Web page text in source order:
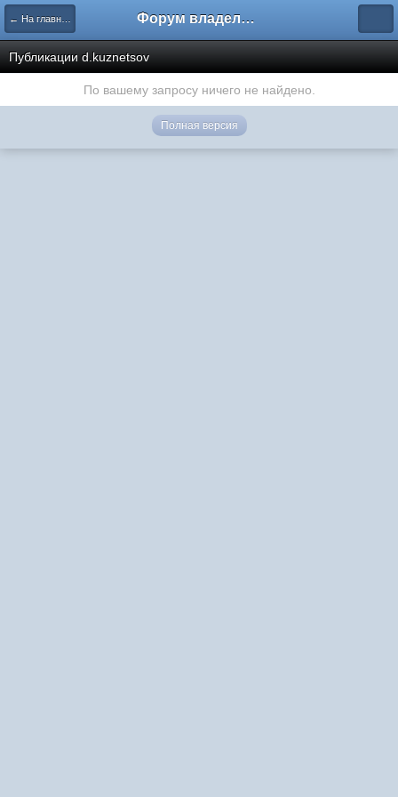
← На главную Форум владельцев интернет-магазинов
Публикации d.kuznetsov
По вашему запросу ничего не найдено.
Полная версия